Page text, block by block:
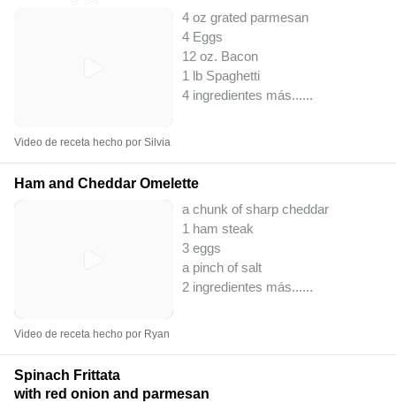
4 oz grated parmesan
4 Eggs
12 oz. Bacon
1 lb Spaghetti
4 ingredientes más......
Video de receta hecho por Silvia
Ham and Cheddar Omelette
a chunk of sharp cheddar
1 ham steak
3 eggs
a pinch of salt
2 ingredientes más......
Video de receta hecho por Ryan
Spinach Frittata
with red onion and parmesan